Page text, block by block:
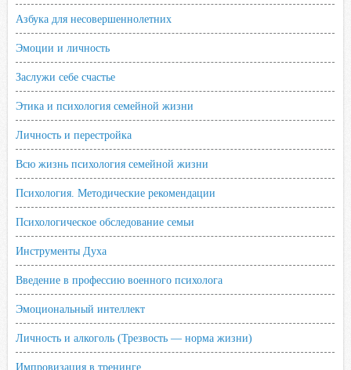
Азбука для несовершеннолетних
Эмоции и личность
Заслужи себе счастье
Этика и психология семейной жизни
Личность и перестройка
Всю жизнь психология семейной жизни
Психология. Методические рекомендации
Психологическое обследование семьи
Инструменты Духа
Введение в профессию военного психолога
Эмоциональный интеллект
Личность и алкоголь (Трезвость — норма жизни)
Импровизация в тренинге